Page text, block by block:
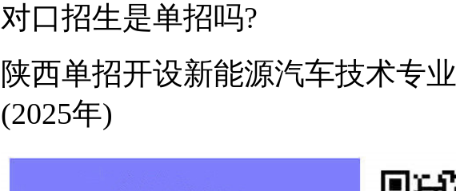
对口招生是单招吗?
陕西单招开设新能源汽车技术专
(2025年)